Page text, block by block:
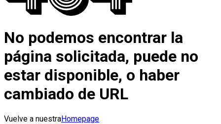
No podemos encontrar la
página solicitada, puede no
estar disponible, o haber
cambiado de URL
Vuelve a nuestraHomepage